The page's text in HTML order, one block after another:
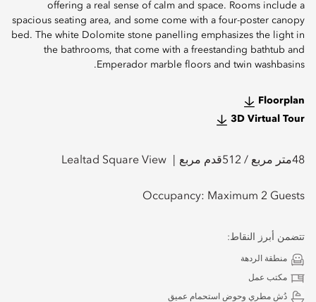
offering a real sense of calm and space. Rooms include a
spacious seating area, and some come with a four-poster canopy
bed. The white Dolomite stone panelling emphasizes the light in
the bathrooms, that come with a freestanding bathtub and
Emperador marble floors and twin washbasins.
Floorplan
3D Virtual Tour
48متر مربع / 512قدم مربع Lealtad Square View
Occupancy: Maximum 2 Guests
تتضمن أبرز النقاط:
منطقة الردهة
مكتب عمل
دُش مطري وحوض استحمام عميق